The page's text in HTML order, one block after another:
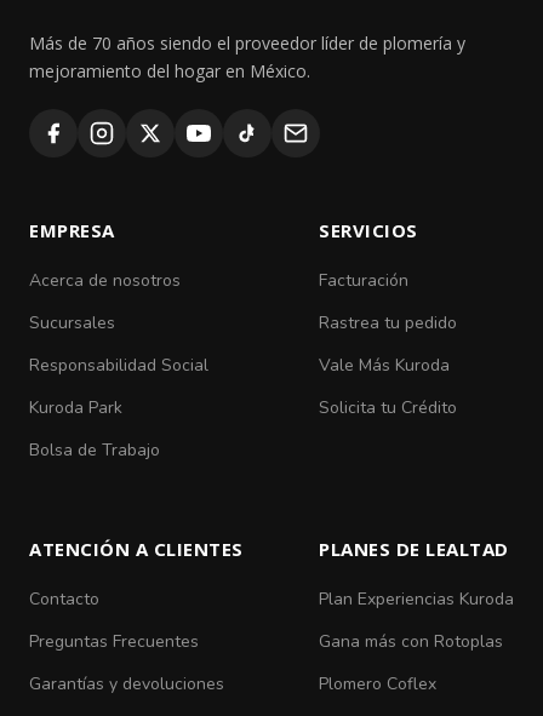
Más de 70 años siendo el proveedor líder de plomería y
mejoramiento del hogar en México.
EMPRESA
Acerca de nosotros
Sucursales
Responsabilidad Social
Kuroda Park
Bolsa de Trabajo
SERVICIOS
Facturación
Rastrea tu pedido
Vale Más Kuroda
Solicita tu Crédito
ATENCIÓN A CLIENTES
Contacto
Preguntas Frecuentes
Garantías y devoluciones
PLANES DE LEALTAD
Plan Experiencias Kuroda
Gana más con Rotoplas
Plomero Coflex